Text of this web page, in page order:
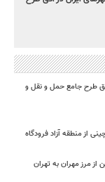
افق طرح جامع حمل و نقل و
از منطقه آزاد فرودگاه
از مرز مهران به تهران